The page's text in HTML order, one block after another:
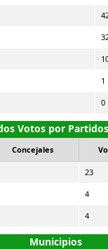
1
0
Votos por
Concejales
23
4
4
Municipios